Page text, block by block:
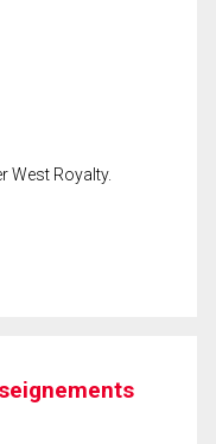
West Royalty.